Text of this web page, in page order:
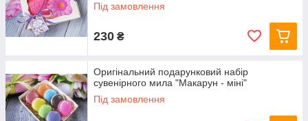
Під замовлення
230 ₴
Оригінальний подарунковий набір
сувенірного мила "Макарун - міні"
Під замовлення